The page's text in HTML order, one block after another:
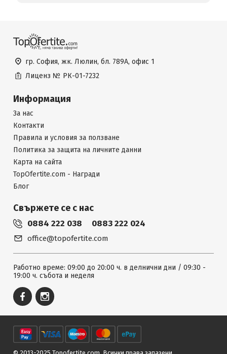
гр. София, жк. Люлин, бл. 789А, офис 1
Лиценз № РК-01-7232
Информация
За нас
Контакти
Правила и условия за ползване
Политика за защита на личните данни
Карта на сайта
TopOfertite.com - Награди
Блог
Свържете се с нас
0884 222 038 0883 222 024
office@topofertite.com
Работно време: 09:00 до 20:00 ч. в делнични дни / 09:30 -
19:00 ч. събота и неделя